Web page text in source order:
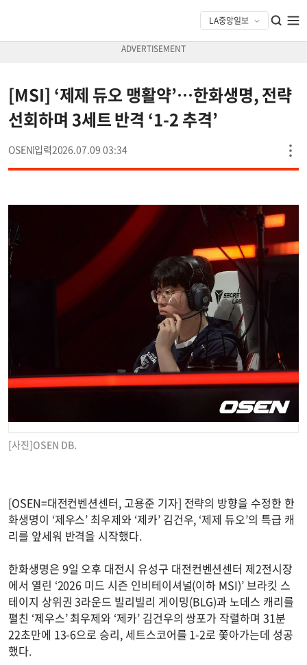
[MSI] ‘제제 듀오 맹활약’…한화생명, 전략
선회하며 3세트 반격 ‘1-2 추격’
OSEN 2026.07.09 03:34
[사진]OSEN DB.
[OSEN=대전컨벤션센터, 고용준 기자] 전략의 방향을 수정한 한
화생명이 ‘제우스’ 최우제와 ‘제카’ 김건우, ‘제제 듀오’의 특급 캐
리를 앞세워 반격을 시작했다.
한화생명은 9일 오후 대전시 유성구 대전컨벤션센터 제2전시장
에서 열린 ‘2026 미드 시즌 인비테이셔널(이하 MSI)’ 브라킷 스
테이지 상위권 3라운드 빌리빌리 게이밍(BLG)과 노데스 캐리를
펼친 ‘제우스’ 최우제와 ‘제카’ 김건우의 쌍포가 작렬하며 31분
22초만에 13-6으로 승리, 세트스코어를 1-2로 쫓아가는데 성공
했다.